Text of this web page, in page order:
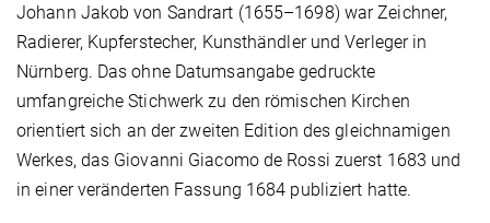
Johann Jakob von Sandrart (1655–1698) war Zeichner,
Radierer, Kupferstecher, Kunsthändler und Verleger in
Nürnberg. Das ohne Datumsangabe gedruckte
umfangreiche Stichwerk zu den römischen Kirchen
orientiert sich an der zweiten Edition des gleichnamigen
Werkes, das Giovanni Giacomo de Rossi zuerst 1683 und
in einer veränderten Fassung 1684 publiziert hatte.